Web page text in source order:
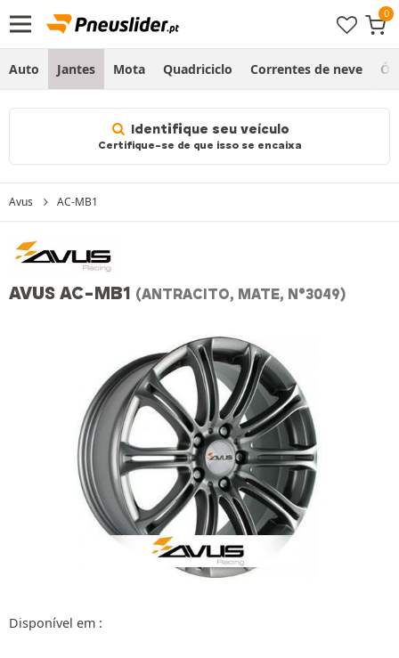
Auto Jantes Mota Quadriciclo Correntes de neve
Identifique seu veículo
Certifique-se de que isso se encaixa
Avus AC-MB1
AVUS AC-MB1 (ANTRACITO, MATE, N°3049)
Disponível em :